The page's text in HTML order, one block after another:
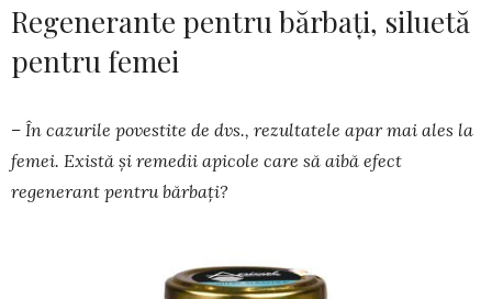
Regenerante pentru bărbați, siluetă
pentru femei
– În cazurile povestite de dvs., rezultatele apar mai ales la
femei. Există și remedii apicole care să aibă efect
regenerant pentru bărbați?